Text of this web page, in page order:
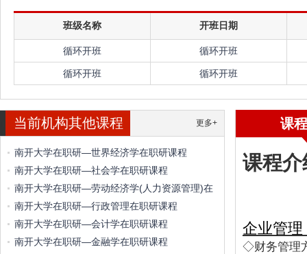
班级名称 开班日期
循环开班 循环开班
循环开班 循环开班
当前机构其他课程 更多+
南开大学在职研—世界经济学在职研课程
南开大学在职研—社会学在职研课程
南开大学在职研—劳动经济学(人力资源管理)在
南开大学在职研—行政管理在职研课程
南开大学在职研—会计学在职研课程
南开大学在职研—金融学在职研课程
课
课程介
企业管
◇财务管理